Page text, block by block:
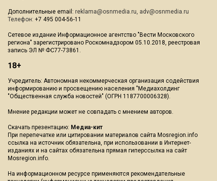
Дополнительные email: reklama@osnmedia.ru, adv@osnmedia.ru
Телефон: +7 495 004-56-11
Сетевое издание Информационное агентство "Вести Московского
региона" зарегистрировано Роскомнадзором 05.10.2018, реестровая
запись ЭЛ № ФС77-73861.
18+
Учредитель: Автономная некоммерческая организация содействия
информированию и просвещению населения "Медиахолдинг
"Общественная служба новостей" (ОГРН 1187700006328).
Мнение редакции может не совпадать с мнением авторов.
Скачать презентацию: Медиа-кит
При перепечатке или цитировании материалов сайта Mosregion.info
ссылка на источник обязательна, при использовании в Интернет-
изданиях и на сайтах обязательна прямая гиперссылка на сайт
Mosregion.info.
На информационном ресурсе применяются рекомендательные